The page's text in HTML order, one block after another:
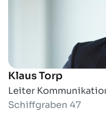
Klaus Torp
Leiter
Schiffgraben 47